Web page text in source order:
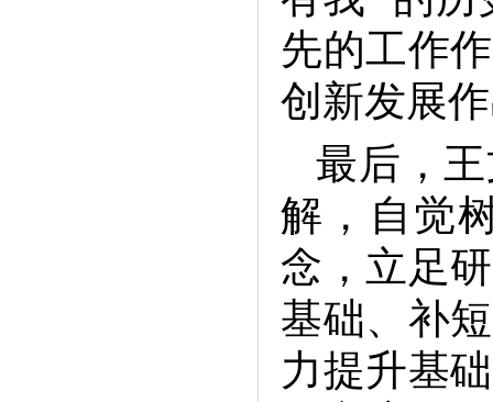
先的工作
创新发展
最后，
解，自觉
念，立足
基础、补
力提升基